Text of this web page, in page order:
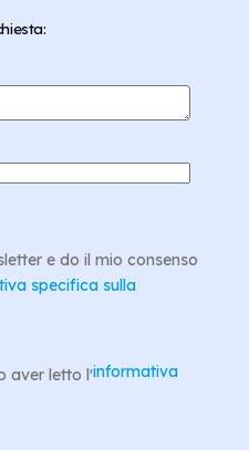
e do il mio consenso
specifica sulla
aver letto l'informativa